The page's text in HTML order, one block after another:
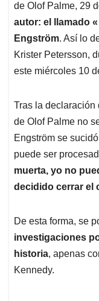
A
p
p
o
o
k
d
I
n
de Olof Palme, 29
autor: el llamado
Engström. Así lo
Krister Petersson,
este miércoles 10
Tras la
de Olof Palme no
Engström se
puede ser
muerta, yo no
decidido cerrar el
De esta forma, se
investigaciones
historia, apenas
Kennedy.